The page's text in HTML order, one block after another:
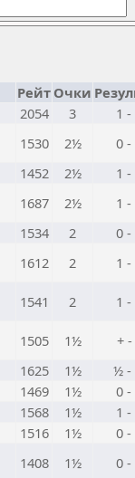
Рейт Очки
2054 3
1 -
1530 2½
0 -
1452 2½
1 -
1687 2½
1 -
1534 2
0 -
1612 2 1 -
1541 2 1 -
1505 1½
+
1625 1½
½ -
1469 1½
0 -
1568 1½
1 -
1516 1½
0 -
1408 1½
0 -